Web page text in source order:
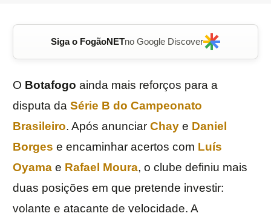
Siga o FogãoNETno Google Discover
O Botafogo ainda mais reforços para a
disputa da Série B do Campeonato
Brasileiro. Após anunciar Chay e Daniel
Borges e encaminhar acertos com Luís
Oyama e Rafael Moura, o clube definiu mais
duas posições em que pretende investir:
volante e atacante de velocidade. A